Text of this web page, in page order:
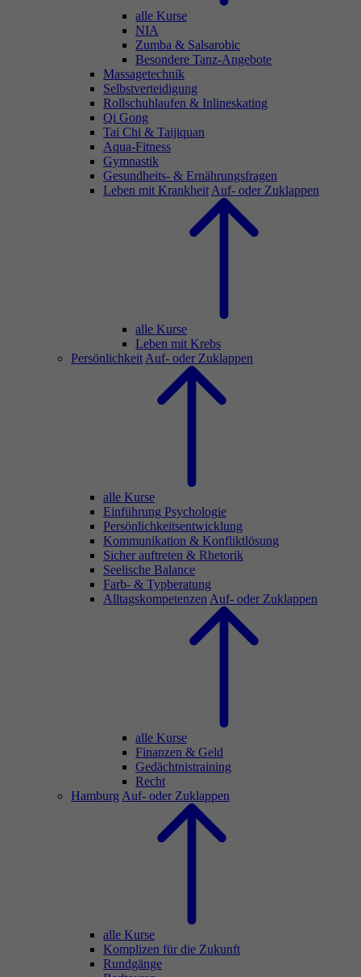
alle Kurse
NIA
Zumba & Salsarobic
Besondere Tanz-Angebote
Massagetechnik
Selbstverteidigung
Rollschuhlaufen & Inlineskating
Qi Gong
Tai Chi & Taijiquan
Aqua-Fitness
Gymnastik
Gesundheits- & Ernährungsfragen
Leben mit Krankheit Auf- oder Zuklappen
alle Kurse
Leben mit Krebs
Persönlichkeit Auf- oder Zuklappen
alle Kurse
Einführung Psychologie
Persönlichkeitsentwicklung
Kommunikation & Konfliktlösung
Sicher auftreten & Rhetorik
Seelische Balance
Farb- & Typberatung
Alltagskompetenzen Auf- oder Zuklappen
alle Kurse
Finanzen & Geld
Gedächtnistraining
Recht
Hamburg Auf- oder Zuklappen
alle Kurse
Komplizen für die Zukunft
Rundgänge